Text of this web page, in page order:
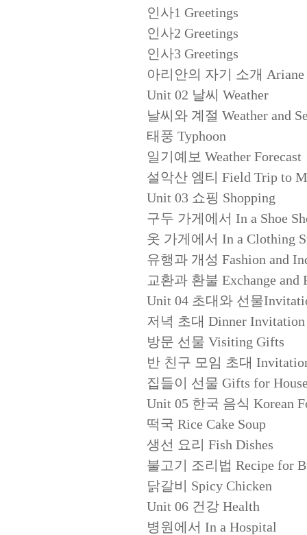
인사1 Greetings
인사2 Greetings
인사3 Greetings
아리안의 자기 소개 Ariane
Unit 02 날씨 Weather
날씨와 계절 Weather and
태풍 Typhoon
일기예보 Weather Forecast
설악산 엠티 Field Trip to
Unit 03 쇼핑 Shopping
구두 가게에서 In a Shoe
옷 가게에서 In a Clothing
유행과 개성 Fashion and
교환과 환불 Exchange and
Unit 04 초대와 선물
저녁 초대 Dinner Invitation
방문 선물 Visiting Gifts
반 친구 모임 초대
집들이 선물 Gifts for
Unit 05 한국 음식 Korean
떡국 Rice Cake Soup
생선 요리 Fish Dishes
불고기 조리법 Recipe for
닭갈비 Spicy Chicken
Unit 06 건강 Health
병원에서 In a Hospital